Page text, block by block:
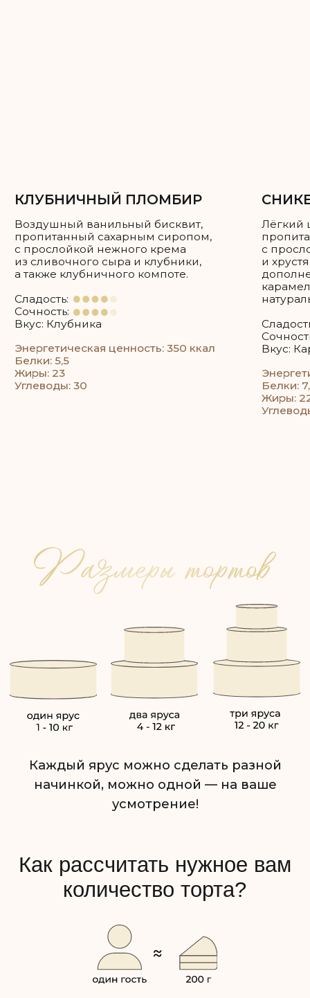
Каждый ярус можно сделать разной
начинкой, можно одной — на ваше
усмотрение!
Например: если 35 гостей, то 35 * 200 = 7 кг
Как рассчитать нужное вам
количество торта?